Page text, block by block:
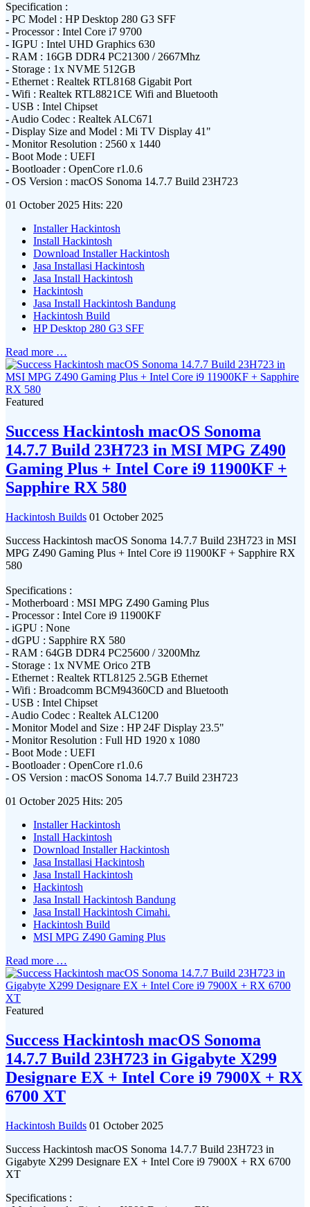
Specification :
- PC Model : HP Desktop 280 G3 SFF
- Processor : Intel Core i7 9700
- IGPU : Intel UHD Graphics 630
- RAM : 16GB DDR4 PC21300 / 2667Mhz
- Storage : 1x NVME 512GB
- Ethernet : Realtek RTL8168 Gigabit Port
- Wifi : Realtek RTL8821CE Wifi and Bluetooth
- USB : Intel Chipset
- Audio Codec : Realtek ALC671
- Display Size and Model : Mi TV Display 41"
- Monitor Resolution : 2560 x 1440
- Boot Mode : UEFI
- Bootloader : OpenCore r1.0.6
- OS Version : macOS Sonoma 14.7.7 Build 23H723
01 October 2025 Hits: 220
Installer Hackintosh
Install Hackintosh
Download Installer Hackintosh
Jasa Installasi Hackintosh
Jasa Install Hackintosh
Hackintosh
Jasa Install Hackintosh Bandung
Hackintosh Build
HP Desktop 280 G3 SFF
Read more …
Featured
Success Hackintosh macOS Sonoma
14.7.7 Build 23H723 in MSI MPG Z490
Gaming Plus + Intel Core i9 11900KF +
Sapphire RX 580
Hackintosh Builds 01 October 2025
Success Hackintosh macOS Sonoma 14.7.7 Build 23H723 in MSI
MPG Z490 Gaming Plus + Intel Core i9 11900KF + Sapphire RX
580
Specifications :
- Motherboard : MSI MPG Z490 Gaming Plus
- Processor : Intel Core i9 11900KF
- iGPU : None
- dGPU : Sapphire RX 580
- RAM : 64GB DDR4 PC25600 / 3200Mhz
- Storage : 1x NVME Orico 2TB
- Ethernet : Realtek RTL8125 2.5GB Ethernet
- Wifi : Broadcomm BCM94360CD and Bluetooth
- USB : Intel Chipset
- Audio Codec : Realtek ALC1200
- Monitor Model and Size : HP 24F Display 23.5"
- Monitor Resolution : Full HD 1920 x 1080
- Boot Mode : UEFI
- Bootloader : OpenCore r1.0.6
- OS Version : macOS Sonoma 14.7.7 Build 23H723
01 October 2025 Hits: 205
Installer Hackintosh
Install Hackintosh
Download Installer Hackintosh
Jasa Installasi Hackintosh
Jasa Install Hackintosh
Hackintosh
Jasa Install Hackintosh Bandung
Jasa Install Hackintosh Cimahi.
Hackintosh Build
MSI MPG Z490 Gaming Plus
Read more …
Featured
Success Hackintosh macOS Sonoma
14.7.7 Build 23H723 in Gigabyte X299
Designare EX + Intel Core i9 7900X + RX
6700 XT
Hackintosh Builds 01 October 2025
Success Hackintosh macOS Sonoma 14.7.7 Build 23H723 in
Gigabyte X299 Designare EX + Intel Core i9 7900X + RX 6700
XT
Specifications :